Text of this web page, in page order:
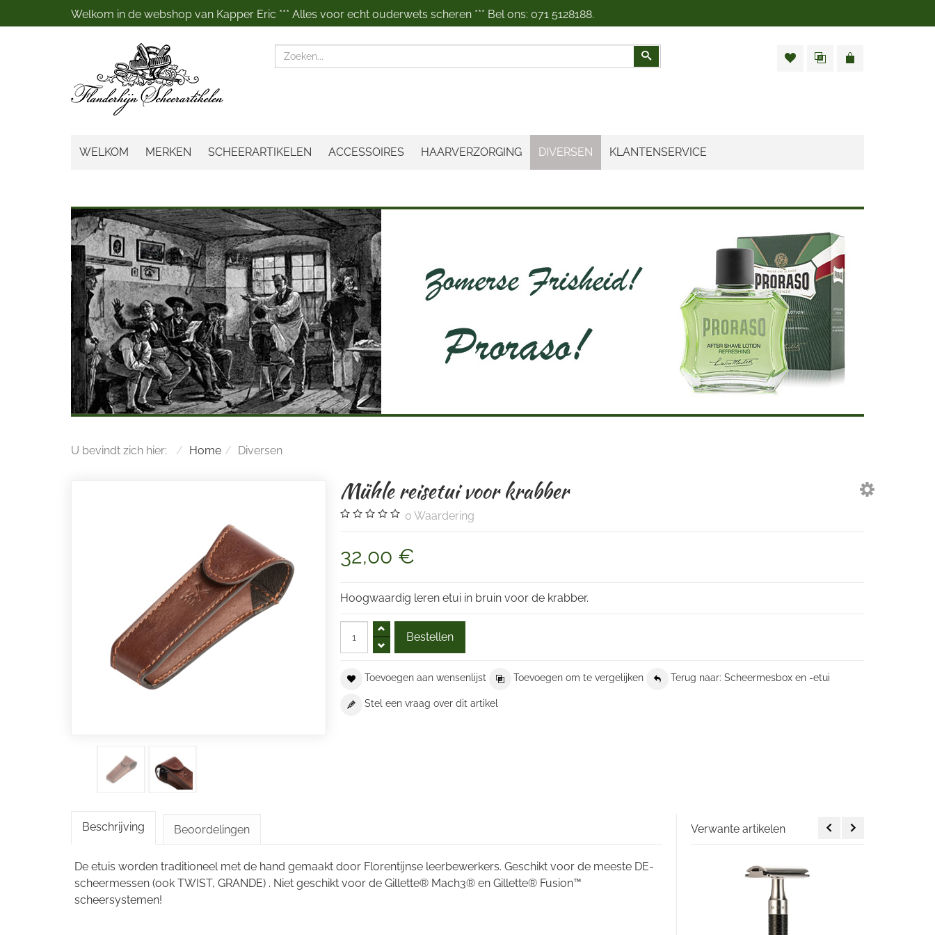
Welkom in de webshop van Kapper Eric *** Alles voor echt ouderwets scheren *** Bel ons: 071 5128188.
Zoeken
Zoeken
WELKOM MERKEN SCHEERARTIKELEN ACCESSOIRES HAARVERZORGING DIVERSEN KLANTENSERVICE
U bevindt zich hier: Home Diversen
Mühle reisetui voor krabber
0 Waardering
32,00 €
Hoogwaardig leren etui in bruin voor de krabber.
Toevoegen aan wensenlijst Toevoegen om te vergelijken Terug naar: Scheermesbox en -etui
Stel een vraag over dit artikel
Beschrijving Beoordelingen
De etuis worden traditioneel met de hand gemaakt door Florentijnse leerbewerkers. Geschikt voor de meeste DE-
scheermessen (ook TWIST, GRANDE) . Niet geschikt voor de Gillette® Mach3® en Gillette® Fusion™
scheersystemen!
Verwante artikelen